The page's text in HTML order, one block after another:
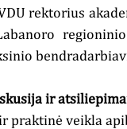
rektorius
ir
praktinė veikla